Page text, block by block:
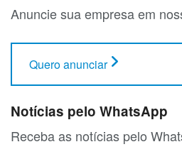
Anuncie sua empresa em
Quero anunciar
Notícias pelo WhatsApp
Receba as notícias pelo